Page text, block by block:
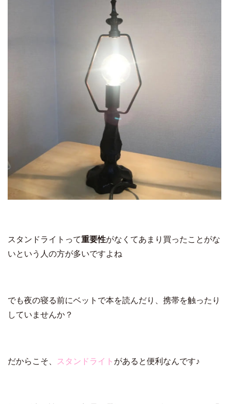
スタンドライトって重要性がなくてあまり買ったことがな
いという人の方が多いですよね
でも夜の寝る前にベットで本を読んだり、携帯を触ったり
していませんか？
だからこそ、 スタンドライト があると便利なんです♪